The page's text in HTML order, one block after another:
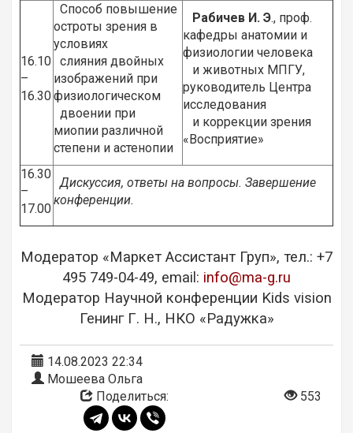
16.10
–
16.30
Способ повышение
остроты зрения в
условиях
слияния двойных
изображений при
физиологическом
двоении при
миопии различной
степени и астенопии
Рабичев И. Э., проф.
кафедры анатомии и
физиологии человека
и животных МПГУ,
руководитель Центра
исследования
и коррекции зрения
«Восприятие»
16.30
–
17.00
Дискуссия, ответы на вопросы. Завершение
конференции.
Модератор «Маркет Ассистант Груп», тел.: +7
495 749-04-49, email: info@ma-g.ru
Модератор Научной конференции Kids vision
Генинг Г. Н., НКО «Радужка»
14.08.2023 22:34
Мошеева Ольга
Поделиться:
553